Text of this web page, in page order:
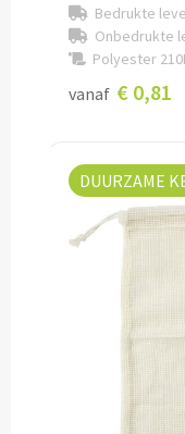
Cocktailsets
Heupflesjes
IJsblokjes
Alle drinkwaren
Custom made
Custom made
Bedrukte
Onbedrukte
Polyester
vanaf € 0,81
DUURZAME